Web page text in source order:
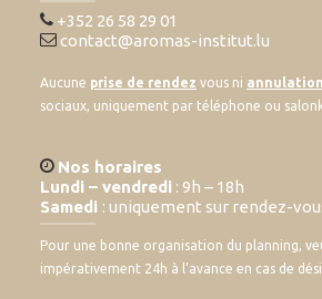
+352 26 58 29 01
contact@aromas-institut.lu
Aucune prise de rendez vous ni annulation
sociaux, uniquement par téléphone ou
Nos horaires
Lundi – vendredi : 9h – 18h
Samedi : uniquement sur rendez-
Pour une bonne organisation du planning,
impérativement 24h à l’avance en cas de